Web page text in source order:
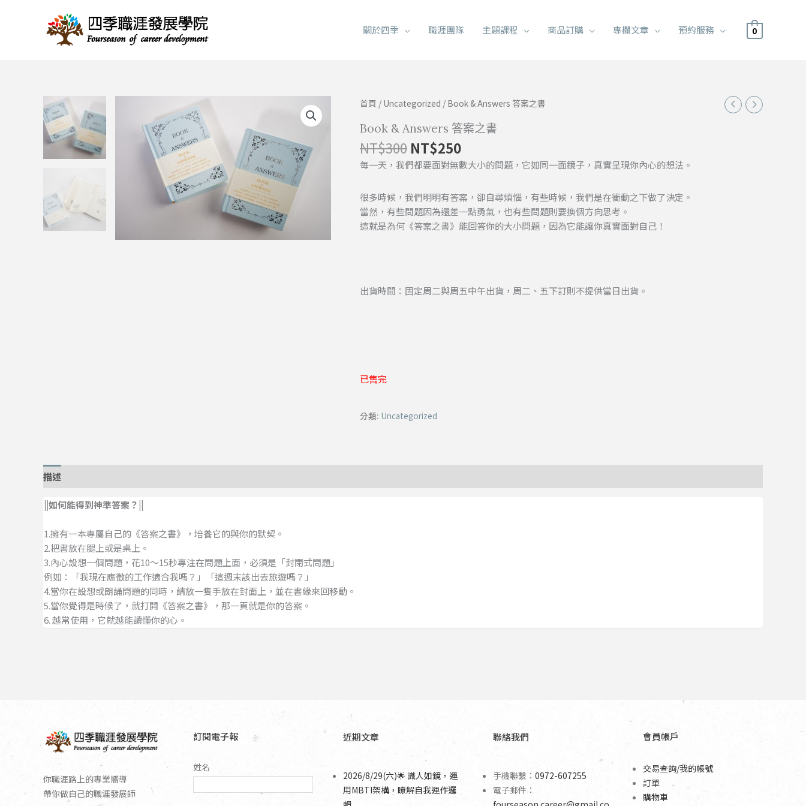
關於四季 職涯團隊 主題課程 商品訂購 專欄文章 預約服務 0
首頁 / Uncategorized / Book & Answers 答案之書
Book & Answers 答案之書
NT$300
原
價
格：
NT$300。
NT$250
目
價
格：
NT$250。
每一天，我們都要面對無數大小的問題，它如同一面鏡子，真實呈現你內心的想法。
很多時候，我們明明有答案，卻自尋煩惱，有些時候，我們是在衝動之下做了決定。
當然，有些問題因為還差一點勇氣，也有些問題則要換個方向思考。
這就是為何《答案之書》能回答你的大小問題，因為它能讓你真實面對自己！
出貨時間：固定周二與周五中午出貨，周二、五下訂則不提供當日出貨。
已售完
分類: Uncategorized
描述
||如何能得到神準答案？||
1.擁有一本專屬自己的《答案之書》，培養它的與你的默契。
2.把書放在腿上或是桌上。
3.內心設想一個問題，花10～15秒專注在問題上面，必須是「封閉式問題」
例如：「我現在應徵的工作適合我嗎？」「這週末該出去旅遊嗎？」
4.當你在設想或朗誦問題的同時，請放一隻手放在封面上，並在書緣來回移動。
5.當你覺得是時候了，就打開《答案之書》，那一頁就是你的答案。
6. 越常使用，它就越能讀懂你的心。
你職涯路上的專業嚮導
帶你做自己的職涯發展師
訂閱電子報
姓名
近期文章
2026/8/29(六)🌟 識人如鏡，運
用MBTI架構，瞭解自我運作邏
聯絡我們
手機聯繫： 0972-607255
電子郵件：
會員帳戶
交易查詢/我的帳號
訂單
購物車